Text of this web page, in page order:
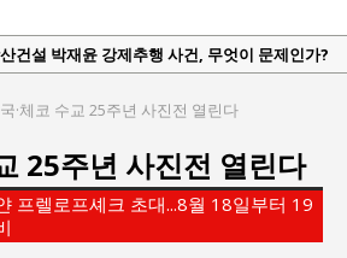
건설 박재윤 강제추행 사건, 무엇이 문제인가?
지방재정공제회, 2026년 정기 승진 인사 발표
방산보안협의회, 방산기술보호·공급망 보안
석 충청향우회중앙회 총재 취임 논란 확산
의회 공약은 ‘빛 좋은 개살구’인가?
1일 의장 선출은 ‘위법’이다”
·체코 수교 25주년 사진전 열린다
25주년 사진전 열린다
프렐로프셰크 초대...8월 18일부터 19